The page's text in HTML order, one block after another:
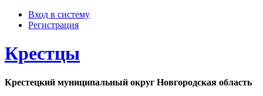
Вход в систему
Регистрация
Крестцы
Крестецкий муниципальный округ Новгородская область